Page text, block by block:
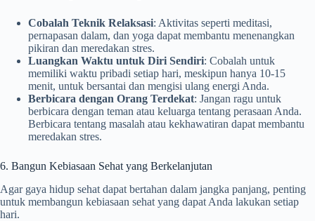
Cobalah Teknik Relaksasi: Aktivitas seperti meditasi,
pernapasan dalam, dan yoga dapat membantu menenangkan
pikiran dan meredakan stres.
Luangkan Waktu untuk Diri Sendiri: Cobalah untuk
memiliki waktu pribadi setiap hari, meskipun hanya 10-15
menit, untuk bersantai dan mengisi ulang energi Anda.
Berbicara dengan Orang Terdekat: Jangan ragu untuk
berbicara dengan teman atau keluarga tentang perasaan Anda.
Berbicara tentang masalah atau kekhawatiran dapat membantu
meredakan stres.
6. Bangun Kebiasaan Sehat yang Berkelanjutan
Agar gaya hidup sehat dapat bertahan dalam jangka panjang, penting
untuk membangun kebiasaan sehat yang dapat Anda lakukan setiap
hari.